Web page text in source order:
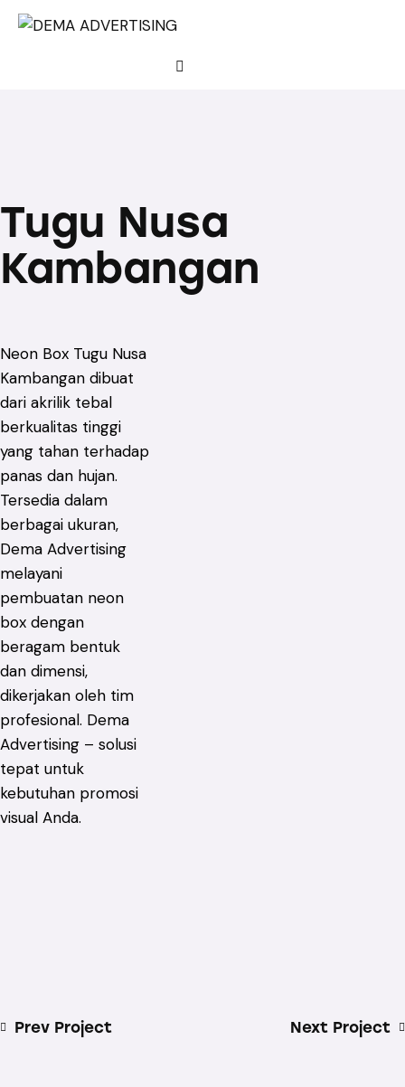
Tugu Nusa
Kambangan
Neon Box Tugu Nusa
Kambangan dibuat
dari akrilik tebal
berkualitas tinggi
yang tahan terhadap
panas dan hujan.
Tersedia dalam
berbagai ukuran,
Dema Advertising
melayani
pembuatan neon
box dengan
beragam bentuk
dan dimensi,
dikerjakan oleh tim
profesional. Dema
Advertising – solusi
tepat untuk
kebutuhan promosi
visual Anda.
Post navigation
Prev Project Next Project